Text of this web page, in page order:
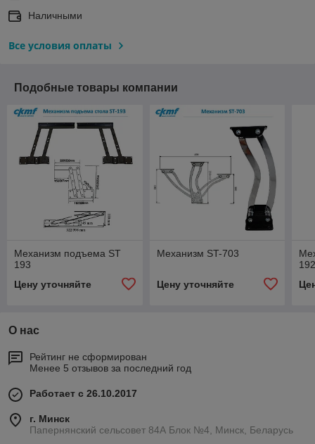
Наличными
Все условия оплаты
Подобные товары компании
Механизм подъема ST
193
Цену уточняйте
Механизм ST-703
Цену уточняйте
О нас
Рейтинг не сформирован
Менее 5 отзывов за последний год
Работает с 26.10.2017
г. Минск
Папернянский сельсовет 84А Блок №4, Минск, Беларусь